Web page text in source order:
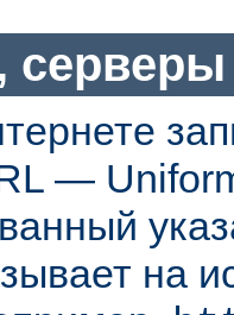
серверы
—
на